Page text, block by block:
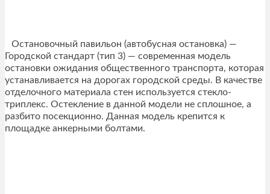
Остановочный павильон (автобусная остановка) —
Городской стандарт (тип 3) — современная модель
остановки ожидания общественного транспорта, которая
устанавливается на дорогах городской среды. В качестве
отделочного материала стен используется стекло-
триплекс. Остекление в данной модели не сплошное, а
разбито посекционно. Данная модель крепится к
площадке анкерными болтами.